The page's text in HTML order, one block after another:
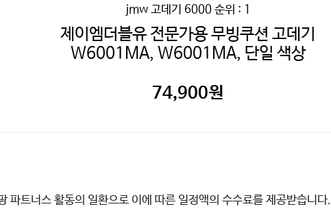
jmw 고데기 6000순위 : 1
제이엠더블유 전문가용 무빙쿠션 고데기
W6001MA, W6001MA, 단일 색상
74,900원
파트너스 활동의 일환으로 이에 따른 일정액의 수수료를 제공받습니다.